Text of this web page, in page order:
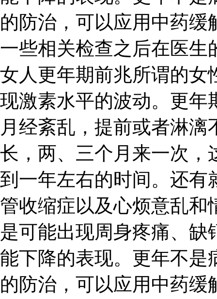
的防治，可以应用中药
一些相关检查之后在医生
女人更年期前兆所谓的女
现激素水平的波动。更年
月经紊乱，提前或者淋
长，两、三个月来一次，
到一年左右的时间。还有
管收缩症以及心烦意乱和
是可能出现周身疼痛、
能下降的表现。更年不是
的防治，可以应用中药